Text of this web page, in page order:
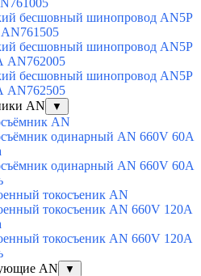
бесшовный шинопровод AN5P
бесшовный шинопровод AN5P
AN762005
бесшовный шинопровод AN5P
AN762505
AN
▼
AN
одинарный AN 660V 60A
одинарный AN 660V 60A
токосъеник AN
токосъеник AN 660V 120A
токосъеник AN 660V 120A
AN
▼